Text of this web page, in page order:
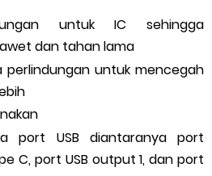
untuk IC sehingga
dan tahan lama
perlindungan untuk mencegah
port USB diantaranya port
C, port USB output 1, dan port